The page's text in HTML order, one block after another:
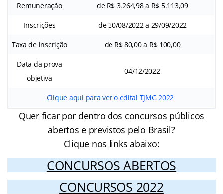
Remuneração de R$ 3.264,98 a R$ 5.113,09
Inscrições de 30/08/2022 a 29/09/2022
Taxa de inscrição de R$ 80,00 a R$ 100,00
Data da prova
objetiva
04/12/2022
Clique aqui para ver o edital TJMG 2022
Quer ficar por dentro dos concursos públicos
abertos e previstos pelo Brasil?
Clique nos links abaixo:
CONCURSOS ABERTOS
CONCURSOS 2022